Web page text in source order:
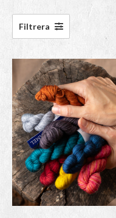
Filtrera